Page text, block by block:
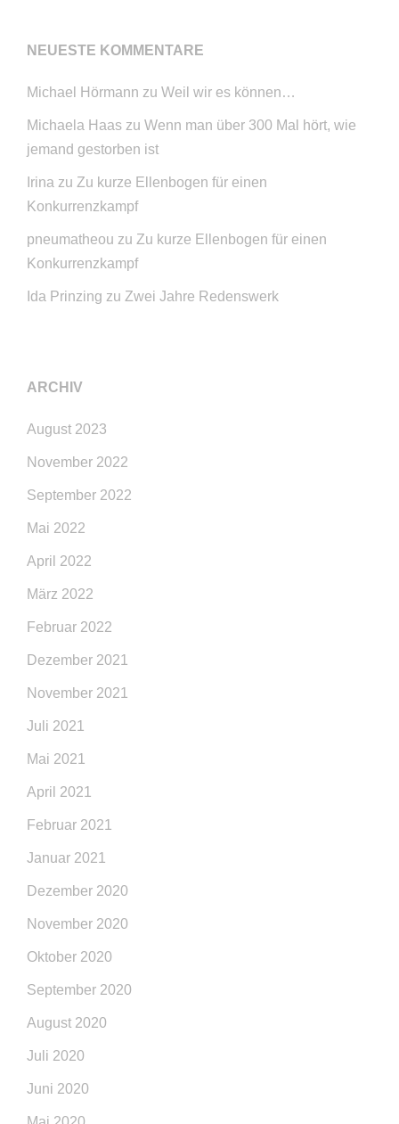
NEUESTE KOMMENTARE
Michael Hörmann zu Weil wir es können…
Michaela Haas zu Wenn man über 300 Mal hört, wie
jemand gestorben ist
Irina zu Zu kurze Ellenbogen für einen
Konkurrenzkampf
pneumatheou zu Zu kurze Ellenbogen für einen
Konkurrenzkampf
Ida Prinzing zu Zwei Jahre Redenswerk
ARCHIV
August 2023
November 2022
September 2022
Mai 2022
April 2022
März 2022
Februar 2022
Dezember 2021
November 2021
Juli 2021
Mai 2021
April 2021
Februar 2021
Januar 2021
Dezember 2020
November 2020
Oktober 2020
September 2020
August 2020
Juli 2020
Juni 2020